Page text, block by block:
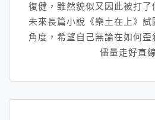
復健，雖然貌似又因此被打了
未來長篇小說《樂土在上》
角度， 希望自己無論在如何
儘量走好直